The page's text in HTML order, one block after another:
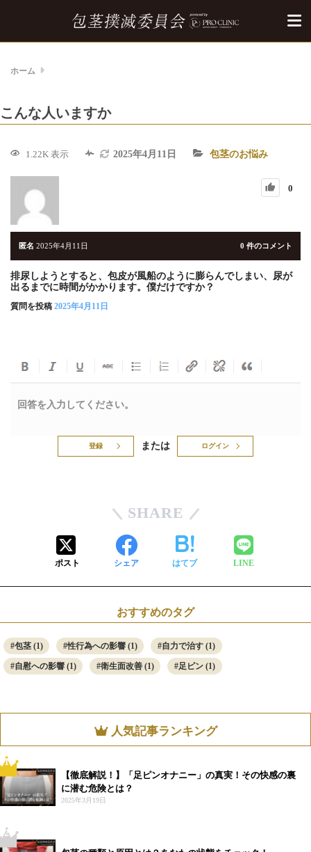
ホーム
こんな人いますか
1.22K 表示 2025年4月11日 包茎のお悩み
0
匿名 2025年4月11日 0 件のコメント
排尿しようとすると、包皮が風船のように膨らんでしまい、尿が
出るまでに時間がかかります。僕だけですか？
質問を投稿 2025年4月11日
回答を入力してください。
登録 または ログイン
SHARE
ポスト シェア はてブ LINE
おすすめのタグ
包茎(1) 性行為への影響(1) 自力で治す(1)
自慰への影響(1) 衛生面改善(1) 足ピン(1)
人気記事ランキング
1
【徹底解説！】「足ピンオナニー」の真実！その快感の裏
に潜む危険とは？
2025年3月19日
2